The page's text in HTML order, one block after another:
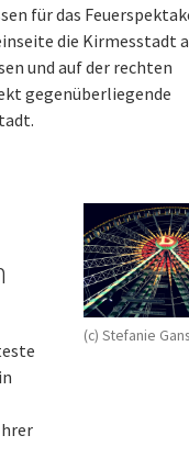
für das
die Kirmesstadt
und auf der rechten
gegenüberliegende
(c) Stefanie Gans